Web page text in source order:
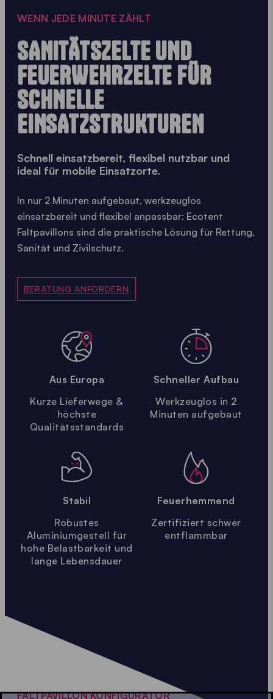
WENN JEDE MINUTE ZÄHLT
SANITÄTSZELTE UND
FEUERWEHRZELTE FÜR
SCHNELLE
EINSATZSTRUKTUREN
Schnell einsatzbereit, flexibel nutzbar und
ideal für mobile Einsatzorte.
In nur 2 Minuten aufgebaut, werkzeuglos
einsatzbereit und flexibel anpassbar: Ecotent
Faltpavillons sind die praktische Lösung für Rettung,
Sanität und Zivilschutz.
BERATUNG ANFORDERN
Aus Europa
Kurze Lieferwege &
höchste
Qualitätsstandards
Schneller Aufbau
Werkzeuglos in 2
Minuten aufgebaut
Stabil
Robustes
Aluminiumgestell für
hohe Belastbarkeit und
lange Lebensdauer
Feuerhemmend
Zertifiziert schwer
entflammbar
FALTPAVILLON KONFIGURATOR